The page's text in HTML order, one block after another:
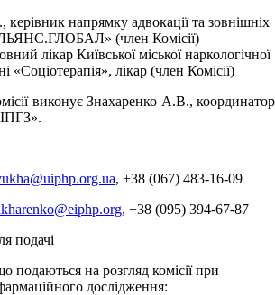
напрямку адвокації та зовнішніх
(член Комісії)
лікар Київської міської наркологічної
«Соцiотерапiя», лікар (член Комісії)
виконує Знахаренко А.В., координатор
, +38 (067) 483-16-09
, +38 (095) 394-67-87
подачі
подаються на розгляд комісії при
дослідження: